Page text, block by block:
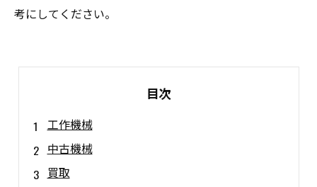
考にしてください。
目次
工作機械
中古機械
買取